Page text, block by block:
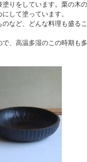
りをしています。栗の木
して塗っています。
など、どんな料理も盛る
、高温多湿のこの時期も